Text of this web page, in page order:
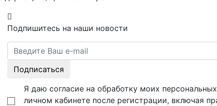
Подпишитесь на наши новости
Подписаться
Я даю согласие на обработку моих
личном кабинете после регистрации, включая